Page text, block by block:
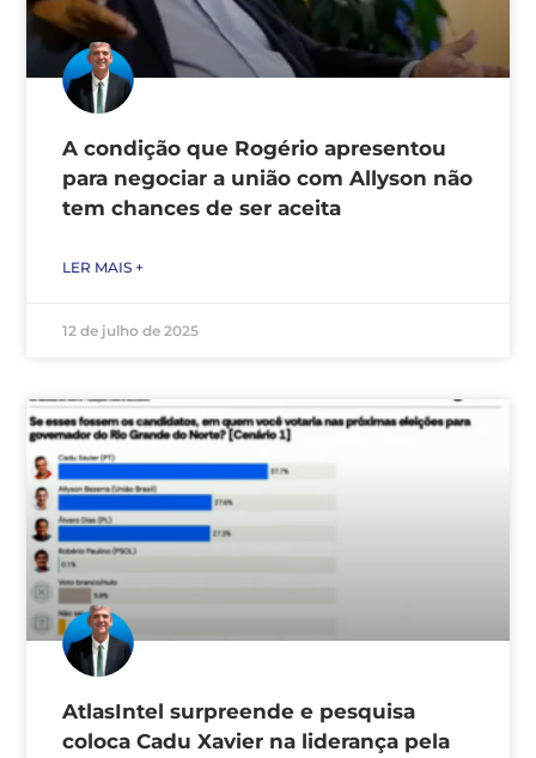
A condição que Rogério apresentou
para negociar a união com Allyson não
tem chances de ser aceita
LER MAIS +
12 de julho de 2025
AtlasIntel surpreende e pesquisa
coloca Cadu Xavier na liderança pela